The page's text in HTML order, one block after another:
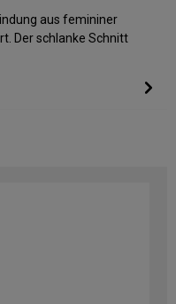
aus femininer
Der schlanke Schnitt